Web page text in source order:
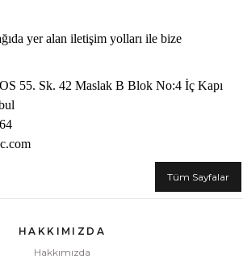
yer alan iletişim yolları ile bize
55. Sk. 42 Maslak B Blok No:4 İç Kapı
Tüm Sayfalar
HAKKIMIZDA
Hakkımızda